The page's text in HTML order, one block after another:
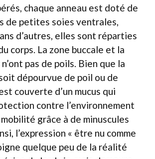
chaque anneau est doté de
de petites soies ventrales,
d’autres, elles sont réparties
corps. La zone buccale et la
pas de poils. Bien que la
dépourvue de poil ou de
couverte d’un mucus qui
contre l’environnement
grâce à de minuscules
l’expression « être nu comme
quelque peu de la réalité